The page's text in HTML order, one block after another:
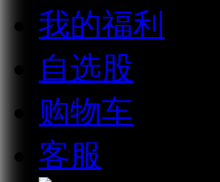
我的福利
自选股
购物车
客服